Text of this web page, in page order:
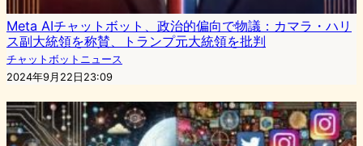
Meta AIチャットボット、政治的偏向で物議：カマラ・ハリ
ス副大統領を称賛、トランプ元大統領を批判
チャットボットニュース
2024年9月22日23:09